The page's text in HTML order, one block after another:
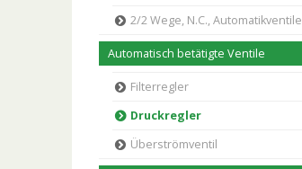
2/2 Wege, N.C., Automatikventile
Automatisch betätigte Ventile
Filterregler
Druckregler
Überströmventil